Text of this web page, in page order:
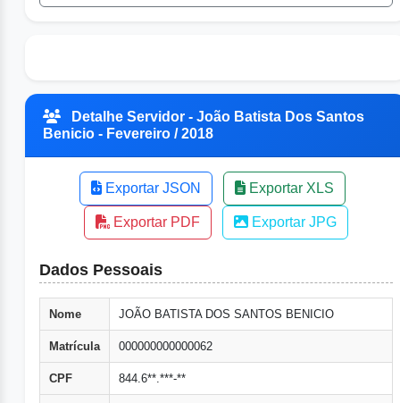
Detalhe Servidor - João Batista Dos Santos
Benicio - Fevereiro / 2018
Exportar JSON Exportar XLS
Exportar PDF Exportar JPG
Dados Pessoais
Nome JOÃO BATISTA DOS SANTOS BENICIO
Matrícula 000000000000062
CPF 844.6**.***-**